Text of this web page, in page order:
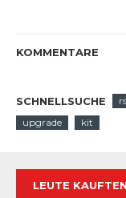
KOMMENTARE
SCHNELLSUCHE
upgrade
kit
LEUTE